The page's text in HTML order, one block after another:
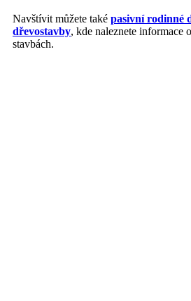
Navštívit můžete také pasivní rodinné
dřevostavby, kde naleznete informace
stavbách.